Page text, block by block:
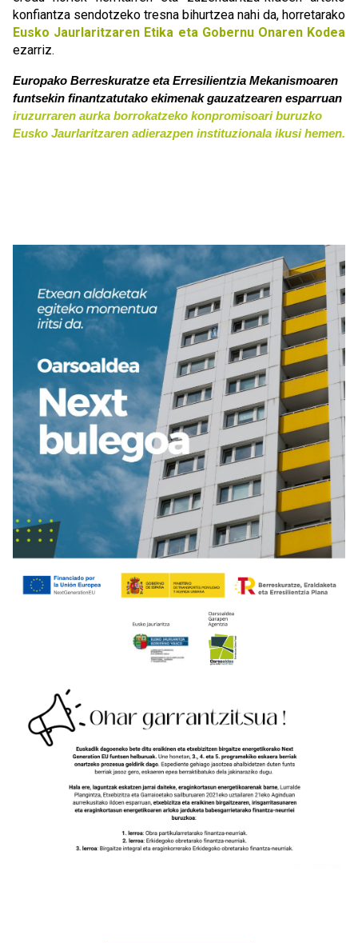
konfiantza sendotzeko tresna bihurtzea nahi da, horretarako
Eusko Jaurlaritzaren Etika eta Gobernu Onaren Kodea
ezarriz.
Europako Berreskuratze eta Erresilientzia Mekanismoaren
funtsekin finantzatutako ekimenak gauzatzearen esparruan
iruzurraren aurka borrokatzeko konpromisoari buruzko
Eusko Jaurlaritzaren adierazpen instituzionala ikusi hemen.